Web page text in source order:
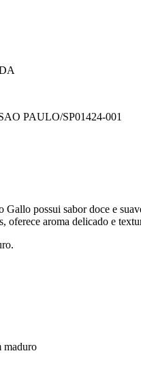
PAULO/SP01424-001
possui sabor doce e
oferece aroma delicado e
maduro